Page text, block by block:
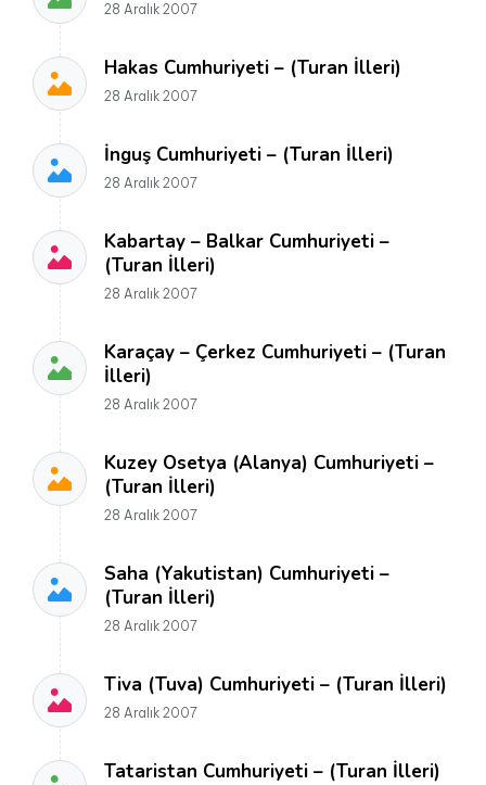
28 Aralık 2007
Hakas Cumhuriyeti – (Turan İlleri)
28 Aralık 2007
İnguş Cumhuriyeti – (Turan İlleri)
28 Aralık 2007
Kabartay – Balkar Cumhuriyeti –
(Turan İlleri)
28 Aralık 2007
Karaçay – Çerkez Cumhuriyeti – (Turan
İlleri)
28 Aralık 2007
Kuzey Osetya (Alanya) Cumhuriyeti –
(Turan İlleri)
28 Aralık 2007
Saha (Yakutistan) Cumhuriyeti –
(Turan İlleri)
28 Aralık 2007
Tiva (Tuva) Cumhuriyeti – (Turan İlleri)
28 Aralık 2007
Tataristan Cumhuriyeti – (Turan İlleri)